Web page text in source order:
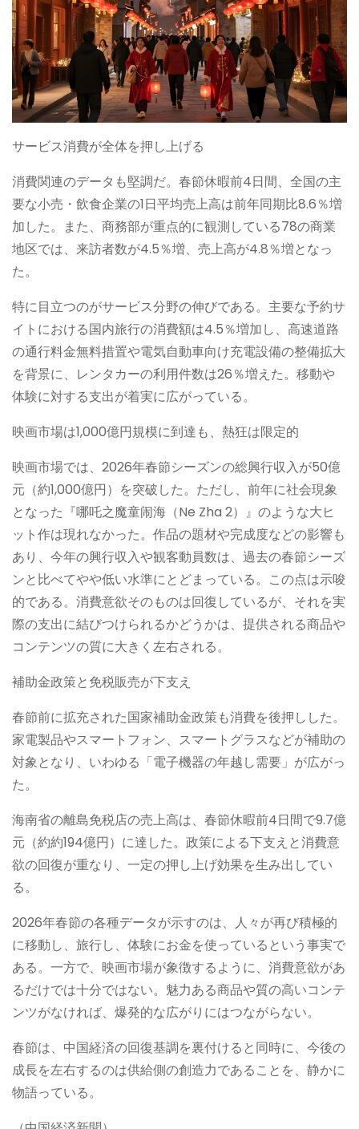
サービス消費が全体を押し上げる
消費関連のデータも堅調だ。春節休暇前4日間、全国の主
要な小売・飲食企業の1日平均売上高は前年同期比8.6％増
加した。また、商務部が重点的に観測している78の商業
地区では、来訪者数が4.5％増、売上高が4.8％増となっ
た。
特に目立つのがサービス分野の伸びである。主要な予約サ
イトにおける国内旅行の消費額は4.5％増加し、高速道路
の通行料金無料措置や電気自動車向け充電設備の整備拡大
を背景に、レンタカーの利用件数は26％増えた。移動や
体験に対する支出が着実に広がっている。
映画市場は1,000億円規模に到達も、熱狂は限定的
映画市場では、2026年春節シーズンの総興行収入が50億
元（約1,000億円）を突破した。ただし、前年に社会現象
となった『哪吒之魔童闹海（Ne Zha 2）』のような大ヒ
ット作は現れなかった。作品の題材や完成度などの影響も
あり、今年の興行収入や観客動員数は、過去の春節シーズ
ンと比べてやや低い水準にとどまっている。この点は示唆
的である。消費意欲そのものは回復しているが、それを実
際の支出に結びつけられるかどうかは、提供される商品や
コンテンツの質に大きく左右される。
補助金政策と免税販売が下支え
春節前に拡充された国家補助金政策も消費を後押しした。
家電製品やスマートフォン、スマートグラスなどが補助の
対象となり、いわゆる「電子機器の年越し需要」が広がっ
た。
海南省の離島免税店の売上高は、春節休暇前4日間で9.7億
元（約約194億円）に達した。政策による下支えと消費意
欲の回復が重なり、一定の押し上げ効果を生み出してい
る。
2026年春節の各種データが示すのは、人々が再び積極的
に移動し、旅行し、体験にお金を使っているという事実で
ある。一方で、映画市場が象徴するように、消費意欲があ
るだけでは十分ではない。魅力ある商品や質の高いコンテ
ンツがなければ、爆発的な広がりにはつながらない。
春節は、中国経済の回復基調を裏付けると同時に、今後の
成長を左右するのは供給側の創造力であることを、静かに
物語っている。